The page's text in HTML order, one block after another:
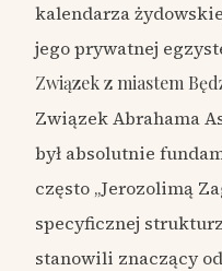
kalendarza
jego prywatnej
Związek z miastem
Związek Abrahama
był absolutnie
często „Jerozolimą
specyficznej
stanowili znaczący